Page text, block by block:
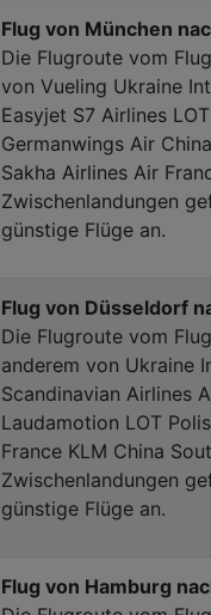
Flug von München
Die Flugroute vom
von Vueling Ukraine
Easyjet S7 Airlines
Germanwings Air
Sakha Airlines Air
Zwischenlandungen
günstige Flüge an.
Flug von Düsseldorf
Die Flugroute vom
anderem von Ukraine
Scandinavian Airlines
Laudamotion LOT
France KLM China
Zwischenlandungen
günstige Flüge an.
Flug von Hamburg